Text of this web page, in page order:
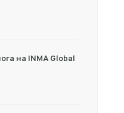
на INMA Global